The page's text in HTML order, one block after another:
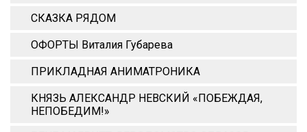
СКАЗКА РЯДОМ
ОФОРТЫ Виталия Губарева
ПРИКЛАДНАЯ АНИМАТРОНИКА
КНЯЗЬ АЛЕКСАНДР НЕВСКИЙ «ПОБЕЖДАЯ,
НЕПОБЕДИМ!»